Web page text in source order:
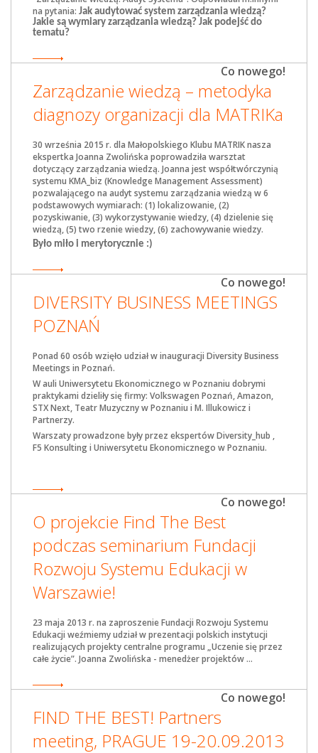
na pytania: Jak audytować system zarządzania wiedzą?
Jakie są wymiary zarządzania wiedzą? Jak podejść do
tematu?
Co nowego!
Zarządzanie wiedzą – metodyka
diagnozy organizacji dla MATRIKa
30 września 2015 r. dla Małopolskiego Klubu MATRIK nasza
ekspertka Joanna Zwolińska poprowadziła warsztat
dotyczący zarządzania wiedzą. Joanna jest współtwórczynią
systemu KMA_biz (Knowledge Management Assessment)
pozwalającego na audyt systemu zarządzania wiedzą w 6
podstawowych wymiarach: (1) lokalizowanie, (2)
pozyskiwanie, (3) wykorzystywanie wiedzy, (4) dzielenie się
wiedzą, (5) two rzenie wiedzy, (6) zachowywanie wiedzy.
Było miło i merytorycznie :)
Co nowego!
DIVERSITY BUSINESS MEETINGS
POZNAŃ
Ponad 60 osób wzięło udział w inauguracji Diversity Business
Meetings in Poznań.
W auli Uniwersytetu Ekonomicznego w Poznaniu dobrymi
praktykami dzieliły się firmy: Volkswagen Poznań, Amazon,
STX Next, Teatr Muzyczny w Poznaniu i M. Illukowicz i
Partnerzy.
Warszaty prowadzone były przez ekspertówDiversity_hub ,
F5 Konsulting i Uniwersytetu Ekonomicznego w Poznaniu.
Co nowego!
O projekcie Find The Best
podczas seminarium Fundacji
Rozwoju Systemu Edukacji w
Warszawie!
23 maja 2013 r. na zaproszenie Fundacji Rozwoju Systemu
Edukacji weźmiemy udział w prezentacji polskich instytucji
realizujących projekty centralne programu „Uczenie się przez
całe życie”. Joanna Zwolińska - menedżer projektów ...
Co nowego!
FIND THE BEST! Partners
meeting, PRAGUE 19-20.09.2013